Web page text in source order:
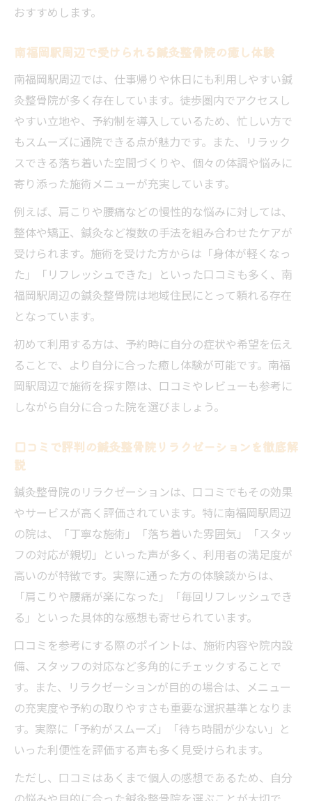
リラクゼーションと施術の違いを知るポイ
実際の声からわかる鍼灸整骨院の改善事例
リラクゼーションが叶う鍼灸整骨院の選び方
鍼灸整骨院選びでリラクゼーションを重視
する理由
南福岡駅周辺の鍼灸整骨院比較ポイント
安心して通える鍼灸整骨院のチェックリス
ト
鍼灸整骨院の口コミやレビューの見極め方
女性目線で選ぶ鍼灸整骨院リラクゼーショ
ンの特徴
南福岡駅近くで探す心身リフレッシュ術
南福岡駅周辺で鍼灸整骨院リラクゼーショ
仕事帰りに鍼灸整骨院で心身リフレッシュ
する方法
マッサージとの違いを知る鍼灸整骨院の選
鍼灸整骨院で叶える日常のストレス解消術
美容や骨盤矯正も鍼灸整骨院でトータルケア
鍼灸整骨院の美容メニューでトータルケア
を実現
骨盤矯正が鍼灸整骨院で人気の理由とは
鍼灸整骨院で叶う美容と健康の両立ポイン
ト
リラクゼーションと美容鍼の相乗効果に注
目
鍼灸整骨院で体のバランスと美しさを整え
る方法
おすすめします。
南福岡駅周辺で受けられる鍼灸整骨院の癒し体験
南福岡駅周辺では、仕事帰りや休日にも利用しやすい鍼
灸整骨院が多く存在しています。徒歩圏内でアクセスし
やすい立地や、予約制を導入しているため、忙しい方で
もスムーズに通院できる点が魅力です。また、リラック
スできる落ち着いた空間づくりや、個々の体調や悩みに
寄り添った施術メニューが充実しています。
例えば、肩こりや腰痛などの慢性的な悩みに対しては、
整体や矯正、鍼灸など複数の手法を組み合わせたケアが
受けられます。施術を受けた方からは「身体が軽くなっ
た」「リフレッシュできた」といった口コミも多く、南
福岡駅周辺の鍼灸整骨院は地域住民にとって頼れる存在
となっています。
初めて利用する方は、予約時に自分の症状や希望を伝え
ることで、より自分に合った癒し体験が可能です。南福
岡駅周辺で施術を探す際は、口コミやレビューも参考に
しながら自分に合った院を選びましょう。
口コミで評判の鍼灸整骨院リラクゼーションを徹底解
説
鍼灸整骨院のリラクゼーションは、口コミでもその効果
やサービスが高く評価されています。特に南福岡駅周辺
の院は、「丁寧な施術」「落ち着いた雰囲気」「スタッ
フの対応が親切」といった声が多く、利用者の満足度が
高いのが特徴です。実際に通った方の体験談からは、
「肩こりや腰痛が楽になった」「毎回リフレッシュでき
る」といった具体的な感想も寄せられています。
口コミを参考にする際のポイントは、施術内容や院内設
備、スタッフの対応など多角的にチェックすることで
す。また、リラクゼーションが目的の場合は、メニュー
の充実度や予約の取りやすさも重要な選択基準となりま
す。実際に「予約がスムーズ」「待ち時間が少ない」と
いった利便性を評価する声も多く見受けられます。
ただし、口コミはあくまで個人の感想であるため、自分